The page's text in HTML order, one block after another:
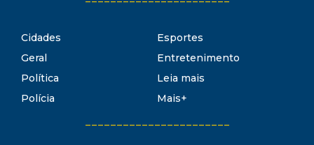
Cidades
Geral
Política
Polícia
Esportes
Entretenimento
Leia mais
Mais+